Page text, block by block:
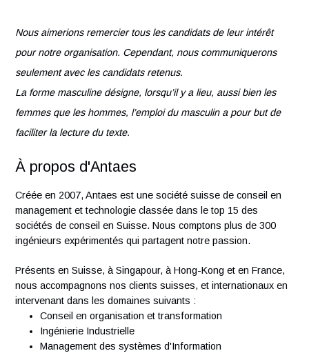
efficacement.
Force de proposition, capacité d'initiatives et
Communication claire et convaincante, aisance
relationnelle.
Bonne maîtrise du français et de l'anglais, à l'oral et à
l'écrit.
Nous aimerions remercier tous les candidats de leur intérêt
pour notre organisation. Cependant, nous communiquerons
seulement avec les candidats retenus.
femmes que les hommes, l’emploi du masculin a pour but
faciliter la lecture du texte.
À propos d'Antaes